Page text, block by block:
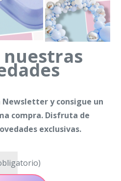
nuestras
y consigue un
compra. Disfruta de
exclusivas.